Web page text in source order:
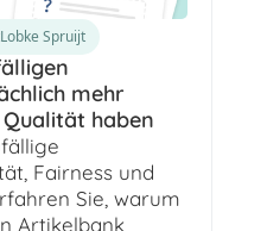
Lobke Spruijt
mehr
haben
Fairness und
Sie, warum
Artikelbank